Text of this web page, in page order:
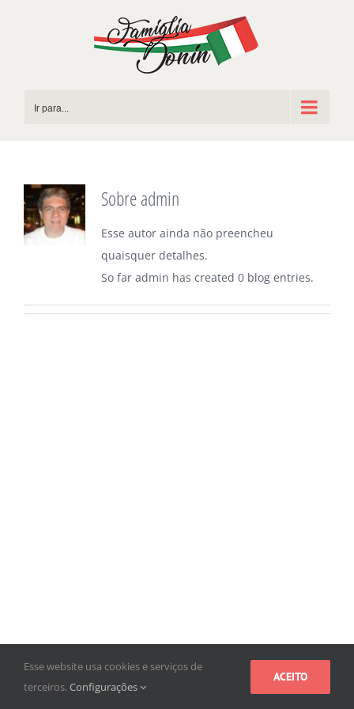
Ir para...
Sobreadmin
Esse autor ainda não preencheu
quaisquer detalhes.
So far admin has created 0 blog entries.
Esse website usa cookies e serviços de
terceiros.Configurações
ACEITO